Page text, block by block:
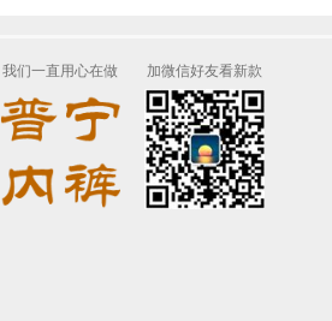
我们一直用心在做 加微信好友看新款